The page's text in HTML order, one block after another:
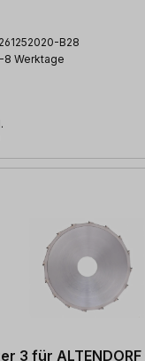
B28
Werktage
3 für ALTENDORF